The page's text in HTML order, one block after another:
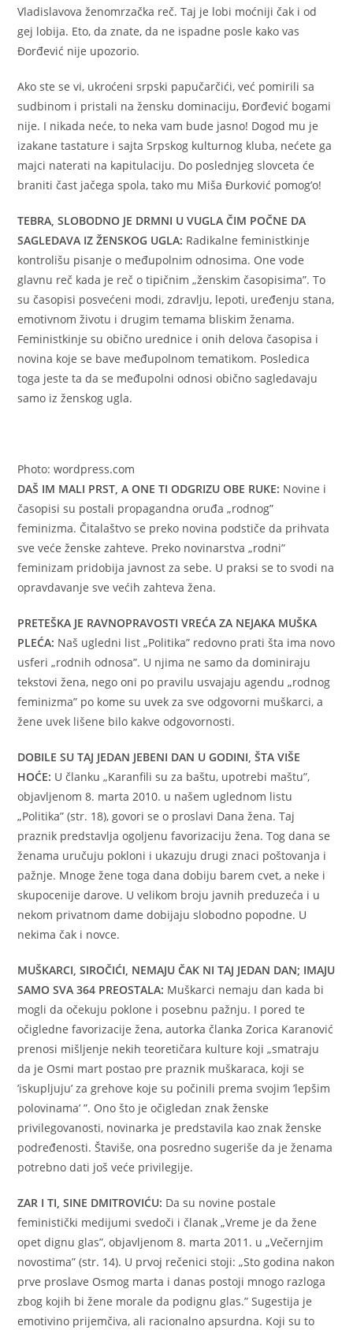
Vladislavova ženomrzačka reč. Taj je lobi moćniji čak i od
gej lobija. Eto, da znate, da ne ispadne posle kako vas
Đorđević nije upozorio.
Ako ste se vi, ukroćeni srpski papučarčići, već pomirili sa
sudbinom i pristali na žensku dominaciju, Đorđević bogami
nije. I nikada neće, to neka vam bude jasno! Dogod mu je
izakane tastature i sajta Srpskog kulturnog kluba, nećete ga
majci naterati na kapitulaciju. Do poslednjeg slovceta će
braniti čast jačega spola, tako mu Miša Đurković pomog’o!
TEBRA, SLOBODNO JE DRMNI U VUGLA ČIM POČNE DA
SAGLEDAVA IZ ŽENSKOG UGLA: Radikalne feministkinje
kontrolišu pisanje o međupolnim odnosima. One vode
glavnu reč kada je reč o tipičnim „ženskim časopisima”. To
su časopisi posvećeni modi, zdravlju, lepoti, uređenju stana,
emotivnom životu i drugim temama bliskim ženama.
Feministkinje su obično urednice i onih delova časopisa i
novina koje se bave međupolnom tematikom. Posledica
toga jeste ta da se međupolni odnosi obično sagledavaju
samo iz ženskog ugla.
Photo: wordpress.com
DAŠ IM MALI PRST, A ONE TI ODGRIZU OBE RUKE: Novine i
časopisi su postali propagandna oruđa „rodnog”
feminizma. Čitalaštvo se preko novina podstiče da prihvata
sve veće ženske zahteve. Preko novinarstva „rodni”
feminizam pridobija javnost za sebe. U praksi se to svodi na
opravdavanje sve većih zahteva žena.
PRETEŠKA JE RAVNOPRAVOSTI VREĆA ZA NEJAKA MUŠKA
PLEĆA: Naš ugledni list „Politika” redovno prati šta ima novo
usferi „rodnih odnosa”. U njima ne samo da dominiraju
tekstovi žena, nego oni po pravilu usvajaju agendu „rodnog
feminizma” po kome su uvek za sve odgovorni muškarci, a
žene uvek lišene bilo kakve odgovornosti.
DOBILE SU TAJ JEDAN JEBENI DAN U GODINI, ŠTA VIŠE
HOĆE: U članku „Karanfili su za baštu, upotrebi maštu”,
objavljenom 8. marta 2010. u našem uglednom listu
„Politika” (str. 18), govori se o proslavi Dana žena. Taj
praznik predstavlja ogoljenu favorizaciju žena. Tog dana se
ženama uručuju pokloni i ukazuju drugi znaci poštovanja i
pažnje. Mnoge žene toga dana dobiju barem cvet, a neke i
skupocenije darove. U velikom broju javnih preduzeća i u
nekom privatnom dame dobijaju slobodno popodne. U
nekima čak i novce.
MUŠKARCI, SIROČIĆI, NEMAJU ČAK NI TAJ JEDAN DAN; IMAJU
SAMO SVA 364 PREOSTALA: Muškarci nemaju dan kada bi
mogli da očekuju poklone i posebnu pažnju. I pored te
očigledne favorizacije žena, autorka članka Zorica Karanović
prenosi mišljenje nekih teoretičara kulture koji „smatraju
da je Osmi mart postao pre praznik muškaraca, koji se
’iskupljuju’ za grehove koje su počinili prema svojim ’lepšim
polovinama’ ”. Ono što je očigledan znak ženske
privilegovanosti, novinarka je predstavila kao znak ženske
podređenosti. Štaviše, ona posredno sugeriše da je ženama
potrebno dati još veće privilegije.
ZAR I TI, SINE DMITROVIĆU: Da su novine postale
feministički medijumi svedoči i članak „Vreme je da žene
opet dignu glas”, objavljenom 8. marta 2011. u „Večernjim
novostima” (str. 14). U prvoj rečenici stoji: „Sto godina nakon
prve proslave Osmog marta i danas postoji mnogo razloga
zbog kojih bi žene morale da podignu glas.” Sugestija je
emotivino prijemčiva, ali racionalno apsurdna. Koji su to